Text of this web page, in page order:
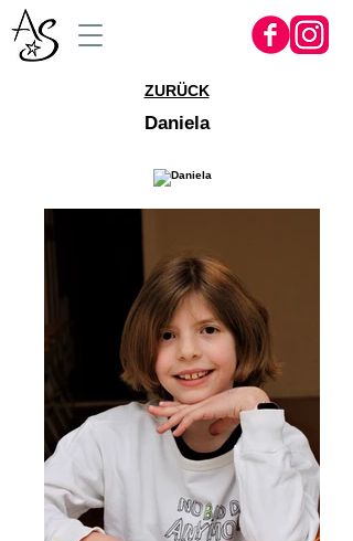
ZURÜCK
Daniela